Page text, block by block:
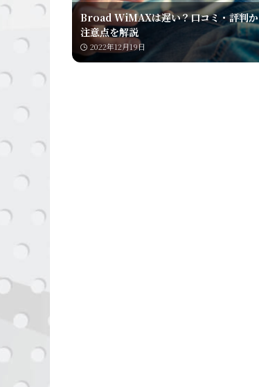
Broad WiMAXは遅い？口コミ・評判か
注意点を解説
2022年12月19日